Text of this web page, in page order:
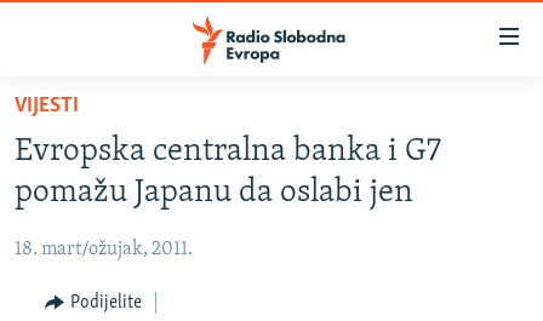
Pređite
glavni
sadržaj
Pređite
na
navigaciju
BOSNA I HERCEGOVINA
SRBIJA
KOSOVO
CRNA GORA
VIJESTI
Evropska centralna banka i G7
pomažu Japanu da oslabi jen
18. mart/ožujak, 2011.
Podijelite